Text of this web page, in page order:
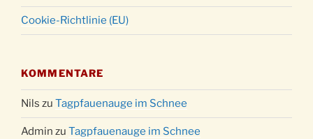
Cookie-Richtlinie (EU)
KOMMENTARE
Nils zu Tagpfauenauge im Schnee
Admin zu Tagpfauenauge im Schnee